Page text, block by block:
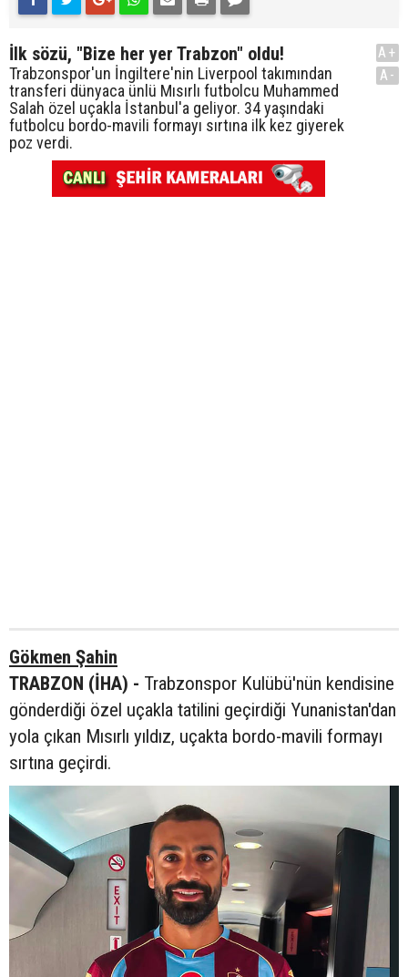
İlk sözü, "Bize her yer Trabzon" oldu!
Trabzonspor'un İngiltere'nin Liverpool takımından
transferi dünyaca ünlü Mısırlı futbolcu Muhammed
Salah özel uçakla İstanbul'a geliyor. 34 yaşındaki
futbolcu bordo-mavili formayı sırtına ilk kez giyerek
poz verdi.
A+
A-
Gökmen Şahin
TRABZON (İHA) - Trabzonspor Kulübü'nün kendisine
gönderdiği özel uçakla tatilini geçirdiği Yunanistan'dan
yola çıkan Mısırlı yıldız, uçakta bordo-mavili formayı
sırtına geçirdi.